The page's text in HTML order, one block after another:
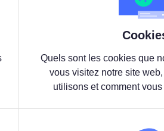
Quels sont les cookies que
vous visitez notre site
utilisons et comment